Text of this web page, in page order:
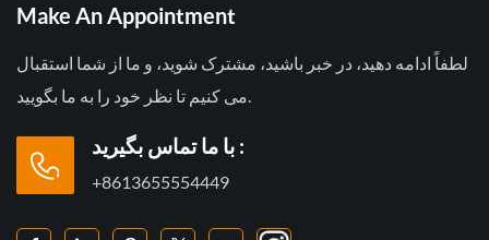
Make An Appointment
لطفاً ادامه دهید، در خبر باشید، مشترک شوید، و ما از شما استقبال
می کنیم تا نظر خود را به ما بگویید.
با ما تماس بگیرید :
+8613655554449